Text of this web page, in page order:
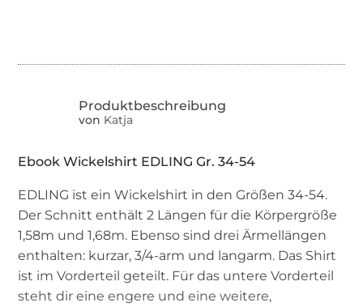
von Katja
Ebook Wickelshirt EDLING Gr. 34-54
EDLING ist ein Wickelshirt in den Größen 34-54.
Der Schnitt enthält 2 Längen für die Körpergröße
1,58m und 1,68m. Ebenso sind drei Ärmellängen
enthalten: kurzar, 3/4-arm und langarm. Das Shirt
ist im Vorderteil geteilt. Für das untere Vorderteil
steht dir eine engere und eine weitere,